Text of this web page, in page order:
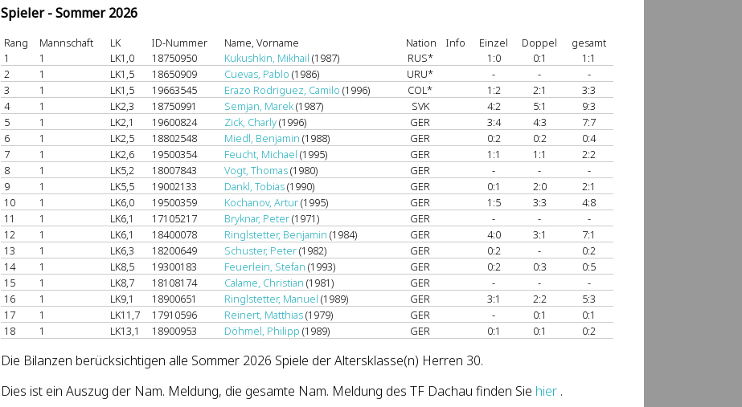
Spieler - Sommer 2026
Rang Mannschaft LK ID-Nummer Name, Vorname Nation Info Einzel Doppel
gesamt
1
1 LK1,0 18750950 Kukushkin, Mikhail (1987) RUS* 1:0 0:1
1:1
2
1 LK1,5 18650909 Cuevas, Pablo (1986) URU* - -
-
3
1 LK1,5 19663545 Erazo Rodriguez, Camilo (1996) COL* 1:2 2:1
3:3
4
1 LK2,3 18750991 Semjan, Marek(1987) SVK 4:2 5:1
9:3
5
1 LK2,1 19600824 Zick, Charly(1996) GER 3:4 4:3
7:7
6
1 LK2,5 18802548 Miedl, Benjamin (1988) GER 0:2 0:2
0:4
7
1 LK2,6 19500354 Feucht, Michael (1995) GER 1:1 1:1
2:2
8
1 LK5,2 18007843 Vogt, Thomas(1980) GER - -
-
9
1 LK5,5 19002133 Dankl, Tobias(1990) GER 0:1 2:0
2:1
10
1 LK6,0 19500359 Kochanov, Artur(1995) GER 1:5 3:3
4:8
11
1 LK6,1 17105217 Bryknar, Peter(1971) GER - -
-
12
1 LK6,1 18400078 Ringlstetter, Benjamin (1984) GER 4:0 3:1
7:1
13
1 LK6,3 18200649 Schuster, Peter(1982) GER 0:2 -
0:2
14
1 LK8,5 19300183 Feuerlein, Stefan (1993) GER 0:2 0:3
0:5
15
1 LK8,7 18108174 Calame, Christian (1981) GER - -
-
16
1 LK9,1 18900651 Ringlstetter, Manuel (1989) GER 3:1 2:2
5:3
17
1 LK11,7 17910596 Reinert, Matthias(1979) GER - 0:1
0:1
18
1 LK13,1 18900953 Döhmel, Philipp (1989) GER 0:1 0:1 0:2
Die Bilanzen berücksichtigen alle Sommer 2026 Spiele der Altersklasse(n) Herren 30.
Dies ist ein Auszug der Nam. Meldung, die gesamte Nam. Meldung des TF Dachau finden Sie hier .